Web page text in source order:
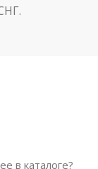
в каталоге?